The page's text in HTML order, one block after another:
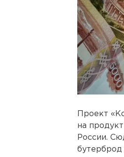
Проект
на
России.
бутерброд